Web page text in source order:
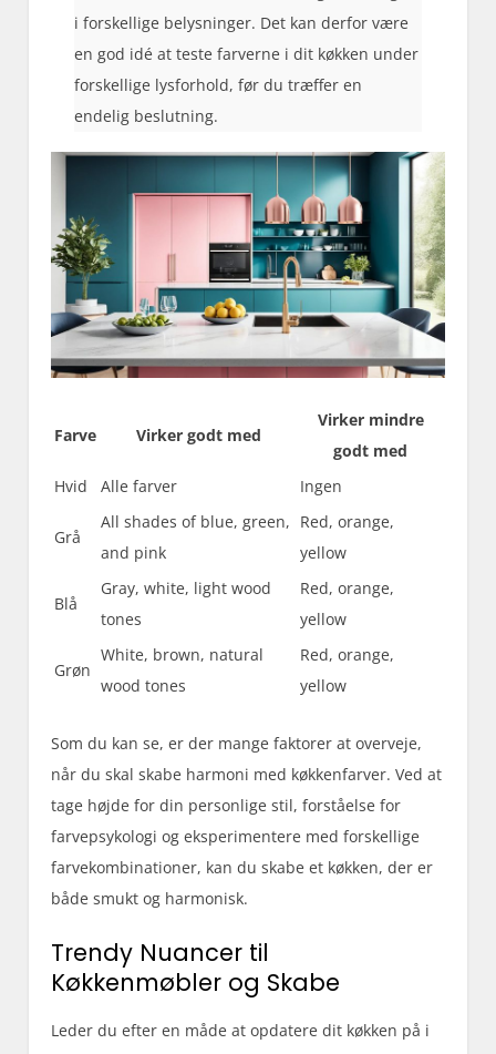
i forskellige belysninger. Det kan derfor være
en god idé at teste farverne i dit køkken under
forskellige lysforhold, før du træffer en
endelig beslutning.
Farve Virker godt med
Virker mindre
godt med
Hvid
Alle farver Ingen
Grå
All shades of blue, green,
and pink
Red, orange,
yellow
Blå
Gray, white, light wood
tones
Red, orange,
yellow
Grøn
White, brown, natural
wood tones
Red, orange,
yellow
Som du kan se, er der mange faktorer at overveje,
når du skal skabe harmoni med køkkenfarver. Ved at
tage højde for din personlige stil, forståelse for
farvepsykologi og eksperimentere med forskellige
farvekombinationer, kan du skabe et køkken, der er
både smukt og harmonisk.
Trendy Nuancer til
Køkkenmøbler og Skabe
Leder du efter en måde at opdatere dit køkken på i